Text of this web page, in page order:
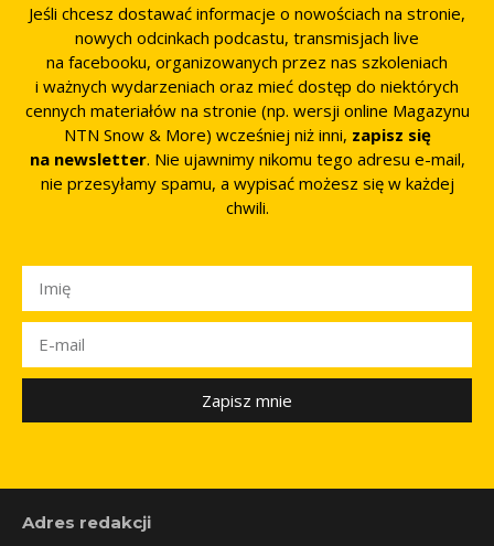
Jeśli chcesz dostawać informacje o nowościach na stronie,
nowych odcinkach podcastu, transmisjach live
na facebooku, organizowanych przez nas szkoleniach
i ważnych wydarzeniach oraz mieć dostęp do niektórych
cennych materiałów na stronie (np. wersji online Magazynu
NTN Snow & More) wcześniej niż inni, zapisz się
na newsletter. Nie ujawnimy nikomu tego adresu e-mail,
nie przesyłamy spamu, a wypisać możesz się w każdej
chwili.
Zapisz mnie
Adres redakcji